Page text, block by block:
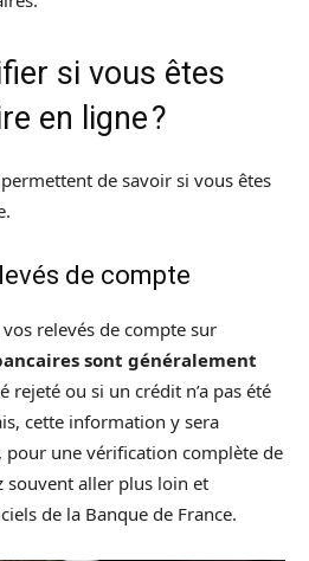
si vous êtes
en ligne ?
de savoir si vous êtes
de compte
relevés de compte sur
sont généralement
rejeté ou si un crédit n’a pas été
cette information y sera
pour une vérification complète de
souvent aller plus loin et
de la Banque de France.